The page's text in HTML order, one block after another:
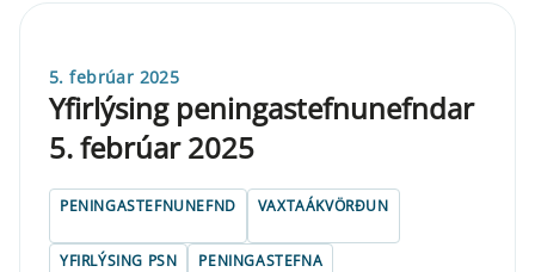
5. febrúar 2025
Yfirlýsing peningastefnunefndar
5. febrúar 2025
PENINGASTEFNUNEFND VAXTAÁKVÖRÐUN
YFIRLÝSING PSN PENINGASTEFNA